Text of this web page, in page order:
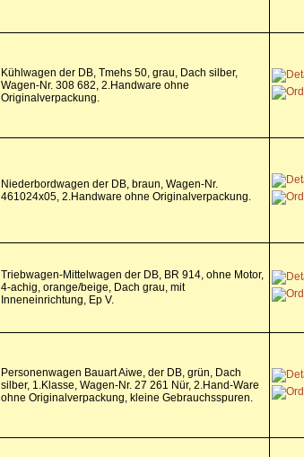
Kühlwagen der DB, Tmehs 50, grau, Dach silber,
Wagen-Nr. 308 682, 2.Handware ohne
Originalverpackung.
Niederbordwagen der DB, braun, Wagen-Nr.
461024x05, 2.Handware ohne Originalverpackung.
Triebwagen-Mittelwagen der DB, BR 914, ohne Motor,
4-achig, orange/beige, Dach grau, mit
Inneneinrichtung, Ep V.
Personenwagen Bauart Aiwe, der DB, grün, Dach
silber, 1.Klasse, Wagen-Nr. 27 261 Nür, 2.Hand-Ware
ohne Originalverpackung, kleine Gebrauchsspuren.